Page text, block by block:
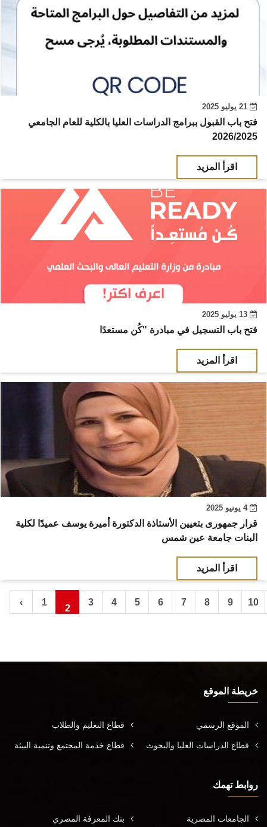
فتح باب القبول ببرامج الدراسات العليا بالكلية للعام الجامعي
2026/2025
اقرأ المزيد
فتح باب التسجيل في مبادرة "كُن مستعدًا
اقرأ المزيد
4 يونيو 2025
قرار جمهورى بتعيين الأستاذة الدكتورة أميرة يوسف عميدًا لكلية
البنات جامعة عين شمس
اقرأ المزيد
‹ 1
2
3 4 5 6 7 8 9 10
خريطة الموقع
الموقع الرسمي قطاع التعليم والطلاب
قطاع الدراسات العليا والبحوث قطاع خدمة المجتمع وتنمية البيئة
روابط تهمك
الجامعات المصرية بنك المعرفة المصري